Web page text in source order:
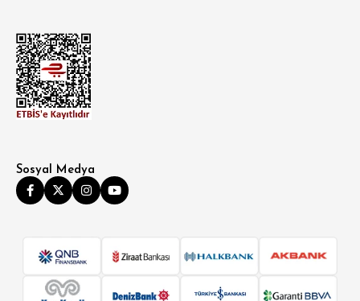
Sosyal Medya